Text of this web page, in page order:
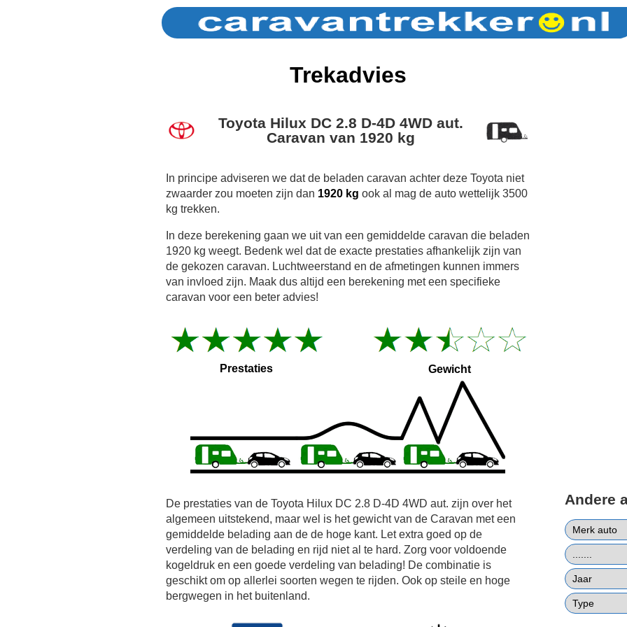
Trekadvies
Toyota Hilux DC 2.8 D-4D 4WD aut.
Caravan van 1920 kg
In principe adviseren we dat de beladen caravan achter deze Toyota niet
zwaarder zou moeten zijn dan 1920 kg ook al mag de auto wettelijk 3500
kg trekken.
In deze berekening gaan we uit van een gemiddelde caravan die beladen
1920 kg weegt. Bedenk wel dat de exacte prestaties afhankelijk zijn van
de gekozen caravan. Luchtweerstand en de afmetingen kunnen immers
van invloed zijn. Maak dus altijd een berekening met een specifieke
caravan voor een beter advies!
Prestaties Gewicht
De prestaties van de Toyota Hilux DC 2.8 D-4D 4WD aut. zijn over het
algemeen uitstekend, maar wel is het gewicht van de Caravan met een
gemiddelde belading aan de de hoge kant. Let extra goed op de
verdeling van de belading en rijd niet al te hard. Zorg voor voldoende
kogeldruk en een goede verdeling van belading! De combinatie is
geschikt om op allerlei soorten wegen te rijden. Ook op steile en hoge
bergwegen in het buitenland.
Andere